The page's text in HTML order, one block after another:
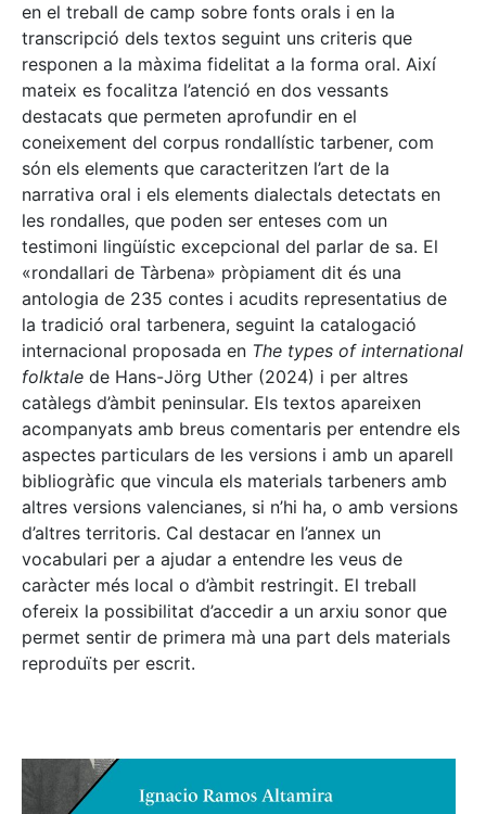
en el treball de camp sobre fonts orals i en la
transcripció dels textos seguint uns criteris que
responen a la màxima fidelitat a la forma oral. Així
mateix es focalitza l’atenció en dos vessants
destacats que permeten aprofundir en el
coneixement del corpus rondallístic tarbener, com
són els elements que caracteritzen l’art de la
narrativa oral i els elements dialectals detectats en
les rondalles, que poden ser enteses com un
testimoni lingüístic excepcional del parlar de sa. El
«rondallari de Tàrbena» pròpiament dit és una
antologia de 235 contes i acudits representatius de
la tradició oral tarbenera, seguint la catalogació
internacional proposada en The types of international
folktale de Hans-Jörg Uther (2024) i per altres
catàlegs d’àmbit peninsular. Els textos apareixen
acompanyats amb breus comentaris per entendre els
aspectes particulars de les versions i amb un aparell
bibliogràfic que vincula els materials tarbeners amb
altres versions valencianes, si n’hi ha, o amb versions
d’altres territoris. Cal destacar en l’annex un
vocabulari per a ajudar a entendre les veus de
caràcter més local o d’àmbit restringit. El treball
ofereix la possibilitat d’accedir a un arxiu sonor que
permet sentir de primera mà una part dels materials
reproduïts per escrit.